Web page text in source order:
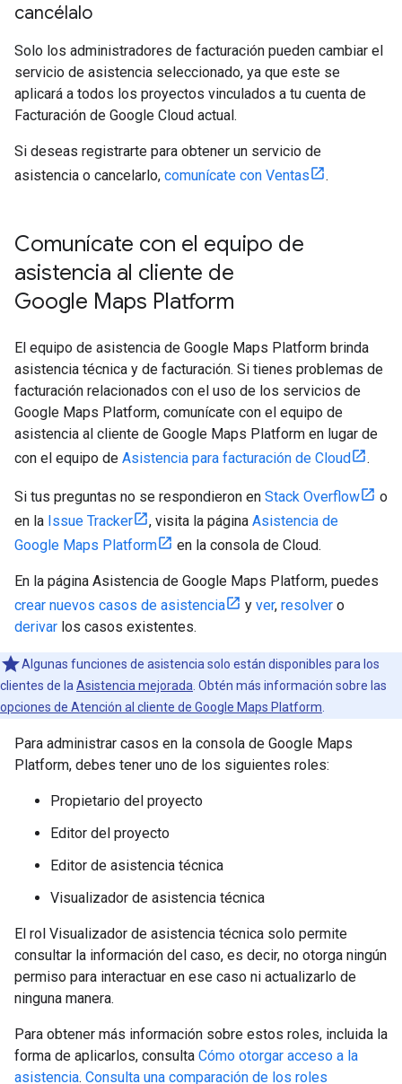
cancélalo
Solo los administradores de facturación pueden cambiar el
servicio de asistencia seleccionado, ya que este se
aplicará a todos los proyectos vinculados a tu cuenta de
Facturación de Google Cloud actual.
Si deseas registrarte para obtener un servicio de
asistencia o cancelarlo, comunícate con Ventas .
Comunícate con el equipo de
asistencia al cliente de
Google Maps Platform
El equipo de asistencia de Google Maps Platform brinda
asistencia técnica y de facturación. Si tienes problemas de
facturación relacionados con el uso de los servicios de
Google Maps Platform, comunícate con el equipo de
asistencia al cliente de Google Maps Platform en lugar de
con el equipo de Asistencia para facturación de Cloud .
Si tus preguntas no se respondieron en Stack Overflow
o
en la Issue Tracker , visita la página Asistencia de
Google Maps Platform
en la consola de Cloud.
En la página Asistencia de Google Maps Platform, puedes
crear nuevos casos de asistencia
y ver, resolver o
derivar los casos existentes.
Algunas funciones de asistencia solo están disponibles para los
clientes de la Asistencia mejorada . Obtén más información sobre las
opciones de Atención al cliente de Google Maps Platform
Para administrar casos en la consola de Google Maps
Platform, debes tener uno de los siguientes roles:
Propietario del proyecto
Editor del proyecto
Editor de asistencia técnica
Visualizador de asistencia técnica
El rol Visualizador de asistencia técnica solo permite
consultar la información del caso, es decir, no otorga ningún
permiso para interactuar en ese caso ni actualizarlo de
ninguna manera.
Para obtener más información sobre estos roles, incluida la
forma de aplicarlos, consulta Cómo otorgar acceso a la
asistencia. Consulta una comparación de los roles